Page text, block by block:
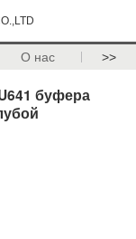
О нас >>
буфера